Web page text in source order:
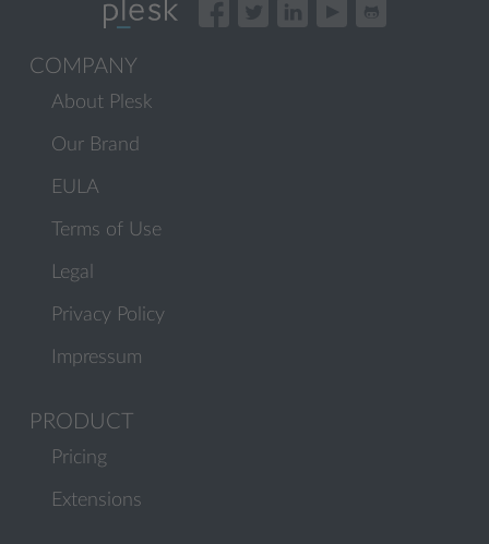
COMPANY
About Plesk
Our Brand
EULA
Terms of Use
Legal
Privacy Policy
Impressum
PRODUCT
Pricing
Extensions